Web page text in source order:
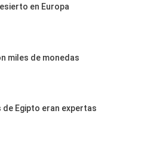
en Europa
miles de monedas
de Egipto eran expertas